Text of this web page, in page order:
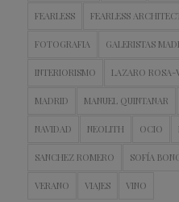
FEARLESS FEARLESS
FOTOGRAFIA GALERISTAS
INTERIORISMO LAZARO ROSA-
MADRID MANUEL QUINTANAR
NAVIDAD NEOLITH OCIO
SANCHEZ ROMERO SOFÍA
VERANO VIAJES VINO